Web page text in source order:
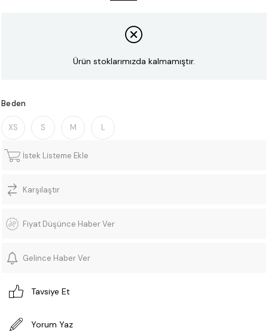
Ürün stoklarımızda kalmamıştır.
Beden
XS S M L
İstek Listeme Ekle
Karşılaştır
Fiyat Düşünce Haber Ver
Gelince Haber Ver
Tavsiye Et
Yorum Yaz